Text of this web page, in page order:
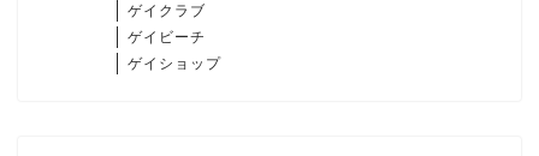
ゲイクラブ
ゲイビーチ
ゲイショップ